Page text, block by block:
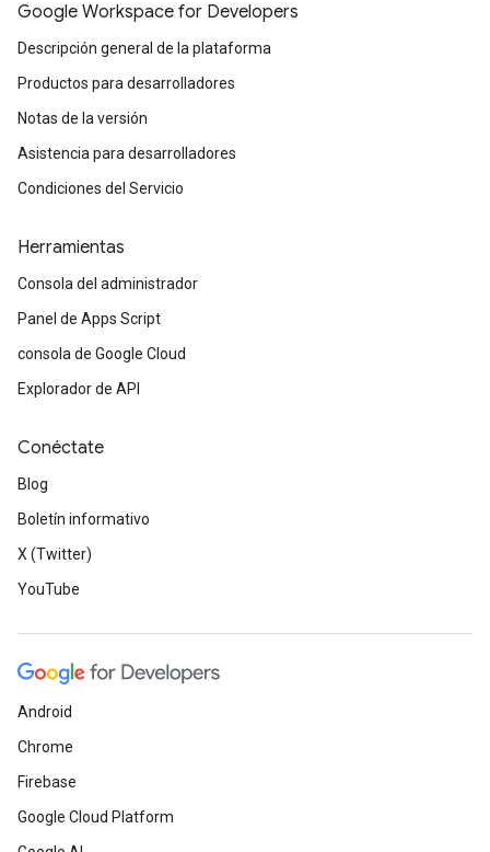
Google Workspace for Developers
Descripción general de la plataforma
Productos para desarrolladores
Notas de la versión
Asistencia para desarrolladores
Condiciones del Servicio
Herramientas
Consola del administrador
Panel de Apps Script
consola de Google Cloud
Explorador de API
Conéctate
Blog
Boletín informativo
X (Twitter)
YouTube
Android
Chrome
Firebase
Google Cloud Platform